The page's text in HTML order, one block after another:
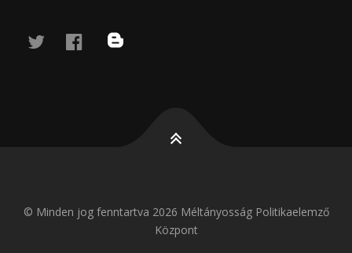
twitterfacebook
blog
© Minden jog fenntartva 2026 Méltányosság Politikaelemző
Központ